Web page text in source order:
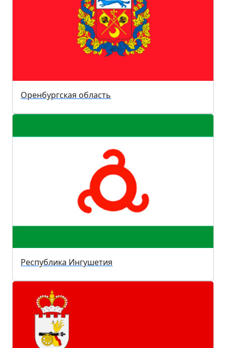
Оренбургская область
Республика Ингушетия